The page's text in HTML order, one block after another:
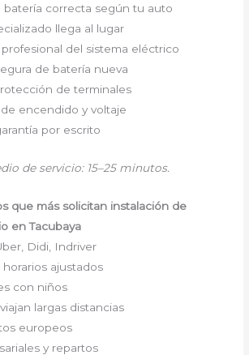
correcta según tu auto
llega al lugar
del sistema eléctrico
de batería nueva
de terminales
encendido y voltaje
por escrito
de servicio: 15–25 minutos.
que más solicitan instalación de
en Tacubaya
Didi, Indriver
ajustados
con niños
largas distancias
europeos
y repartos